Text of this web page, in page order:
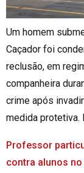
Um homem
Caçador foi
reclusão, em
companheira
crime após
medida protetiva.
Professor
contra alunos no